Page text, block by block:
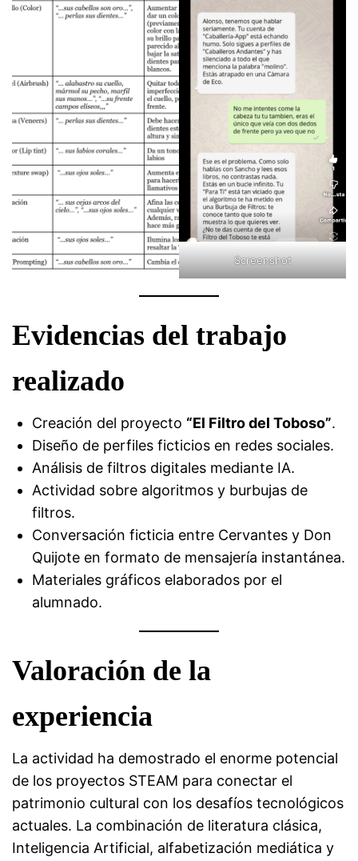
Screenshot
Evidencias del trabajo
realizado
Creación del proyecto “El Filtro del Toboso”.
Diseño de perfiles ficticios en redes sociales.
Análisis de filtros digitales mediante IA.
Actividad sobre algoritmos y burbujas de
filtros.
Conversación ficticia entre Cervantes y Don
Quijote en formato de mensajería instantánea.
Materiales gráficos elaborados por el
alumnado.
Valoración de la
experiencia
La actividad ha demostrado el enorme potencial
de los proyectos STEAM para conectar el
patrimonio cultural con los desafíos tecnológicos
actuales. La combinación de literatura clásica,
Inteligencia Artificial, alfabetización mediática y